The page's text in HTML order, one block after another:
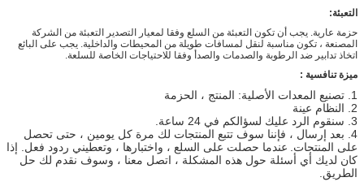
التعبئة:
حزمة عارية. يجب أن تكون التعبئة من السلع وفقا لمعيار التصدير التعبئة من الشركة
المصنعة ، تكون مناسبة لنقل لمسافات طويلة من المحيطات والداخلية. يجب على البائع
اتخاذ تدابير ضد الرطوبة والصدمات والصدأ وفقا للاحتياجات الخاصة للسلعة.
ميزة تنافسية :
1. تصنيع المعدات الأصلية: المنتج ، الحزمة
2. النظام عينة
3. سنقوم الرد عليك لسؤالكم في 24 ساعة.
4. بعد إرسال ، فإننا سوف تتبع المنتجات لك مرة كل يومين ، حتى تحصل
على المنتجات. عندما حصلت على السلع ، واختبارها ، وتعطيني ردود فعل. إذا
كان لديك أي أسئلة حول هذه المشكلة ، اتصل معنا ، وسوف نقدم لك حل
الطريق.